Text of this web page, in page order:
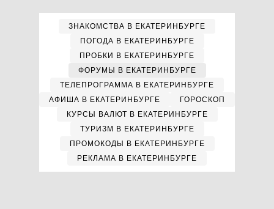
ЗНАКОМСТВА В ЕКАТЕРИНБУРГЕ
ПОГОДА В ЕКАТЕРИНБУРГЕ
ПРОБКИ В ЕКАТЕРИНБУРГЕ
ФОРУМЫ В ЕКАТЕРИНБУРГЕ
ТЕЛЕПРОГРАММА В ЕКАТЕРИНБУРГЕ
АФИША В ЕКАТЕРИНБУРГЕ
ГОРОСКОП
КУРСЫ ВАЛЮТ В ЕКАТЕРИНБУРГЕ
ТУРИЗМ В ЕКАТЕРИНБУРГЕ
ПРОМОКОДЫ В ЕКАТЕРИНБУРГЕ
РЕКЛАМА В ЕКАТЕРИНБУРГЕ